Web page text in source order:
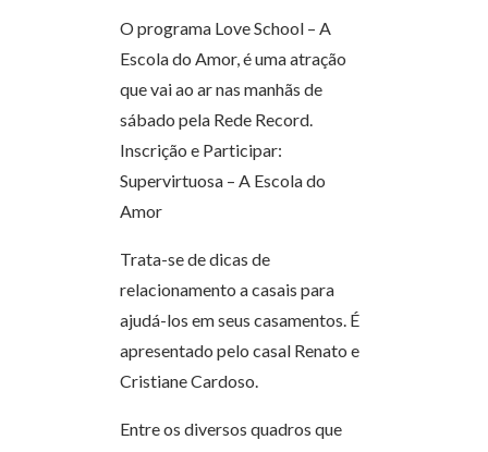
O programa Love School – A
Escola do Amor, é uma atração
que vai ao ar nas manhãs de
sábado pela Rede Record.
Inscrição e Participar:
Supervirtuosa – A Escola do
Amor
Trata-se de dicas de
relacionamento a casais para
ajudá-los em seus casamentos. É
apresentado pelo casal Renato e
Cristiane Cardoso.
Entre os diversos quadros que